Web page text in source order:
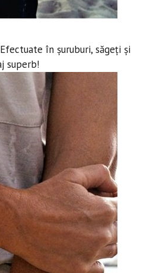
în șuruburi, săgeți și
superb!